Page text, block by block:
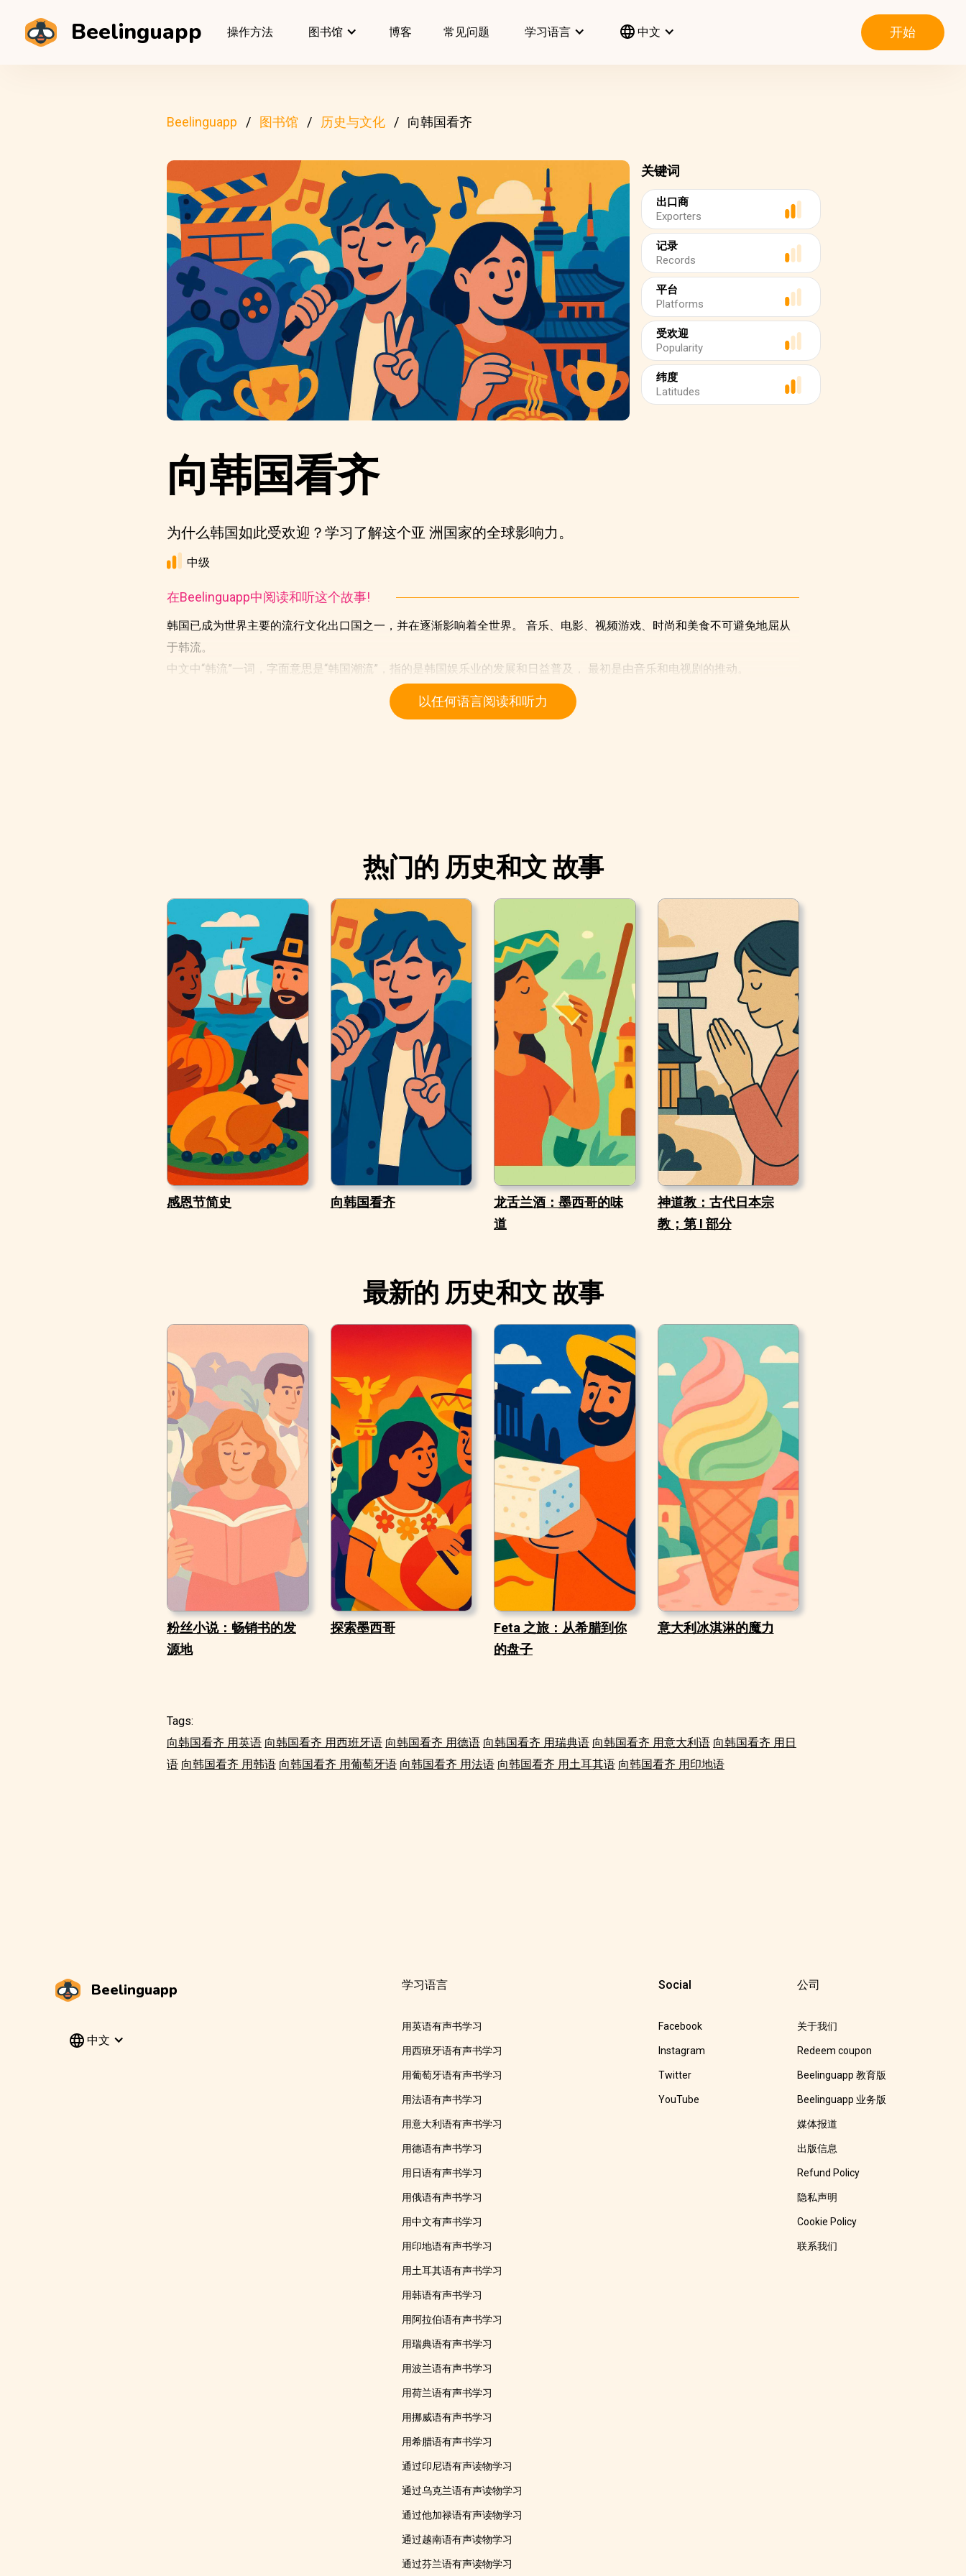
Beelinguapp 操作方法 图书馆 博客 常见问题 学习语言 中文 开始
Beelinguapp 图书馆 历史与文化 向韩国看齐
关键词
出口商
Exporters
记录
Records
平台
Platforms
受欢迎
Popularity
纬度
Latitudes
向韩国看齐
为什么韩国如此受欢迎？学习了解这个亚 洲国家的全球影响力。
中级
在Beelinguapp中阅读和听这个故事!
韩国已成为世界主要的流行文化出口国之一，并在逐渐影响着全世界。 音乐、电影、视频游戏、时尚和美食不可避免地屈从
于韩流。
中文中“韩流”一词，字面意思是“韩国潮流”，指的是韩国娱乐业的发展和日益普及， 最初是由音乐和电视剧的推动。
以任何语言阅读和听力
热门的 历史和文 故事
感恩节简史 向韩国看齐
龙舌兰酒：墨西哥的味
道
神道教：古代日本宗
教；第 I 部分
最新的 历史和文 故事
粉丝小说：畅销书的发
源地
探索墨西哥
Feta 之旅：从希腊到你
的盘子
意大利冰淇淋的魔力
Tags:
向韩国看齐 用英语 向韩国看齐 用西班牙语 向韩国看齐 用德语 向韩国看齐 用瑞典语 向韩国看齐 用意大利语 向韩国看齐 用日
语 向韩国看齐 用韩语 向韩国看齐 用葡萄牙语 向韩国看齐 用法语 向韩国看齐 用土耳其语 向韩国看齐 用印地语
Beelinguapp
中文
学习语言
用英语有声书学习
用西班牙语有声书学习
用葡萄牙语有声书学习
用法语有声书学习
用意大利语有声书学习
用德语有声书学习
用日语有声书学习
用俄语有声书学习
用中文有声书学习
用印地语有声书学习
用土耳其语有声书学习
用韩语有声书学习
用阿拉伯语有声书学习
用瑞典语有声书学习
用波兰语有声书学习
用荷兰语有声书学习
用挪威语有声书学习
用希腊语有声书学习
通过印尼语有声读物学习
通过乌克兰语有声读物学习
通过他加禄语有声读物学习
通过越南语有声读物学习
通过芬兰语有声读物学习
Social
Facebook
Instagram
Twitter
YouTube
公司
关于我们
Redeem coupon
Beelinguapp 教育版
Beelinguapp 业务版
媒体报道
出版信息
Refund Policy
隐私声明
Cookie Policy
联系我们